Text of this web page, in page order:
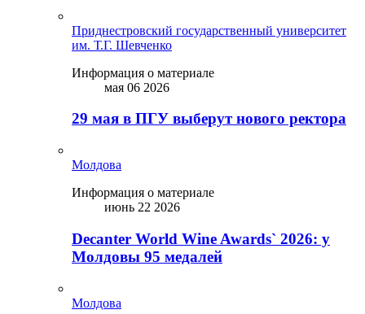
Приднестровский государственный университет
им. Т.Г. Шевченко
Информация о материале
мая 06 2026
29 мая в ПГУ выберут нового ректора
Молдова
Информация о материале
июнь 22 2026
Decanter World Wine Awards` 2026: у
Молдовы 95 медалей
Молдова